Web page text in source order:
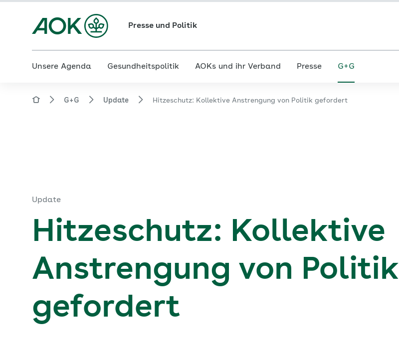
Presse und Politik
Unsere Agenda Gesundheitspolitik AOKs und ihr Verband Presse G+G
G+G Update Hitzeschutz: Kollektive Anstrengung von Politik gefordert
Update
Hitzeschutz: Kollektive
Anstrengung von Politik
gefordert